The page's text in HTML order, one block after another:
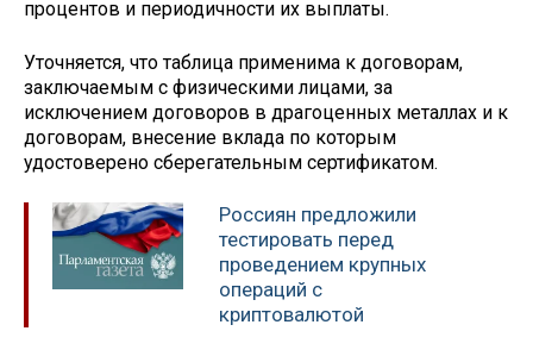
процентов и периодичности их выплаты.
Уточняется, что таблица применима к договорам,
заключаемым с физическими лицами, за
исключением договоров в драгоценных металлах и к
договорам, внесение вклада по которым
удостоверено сберегательным сертификатом.
Россиян предложили
тестировать перед
проведением крупных
операций с
криптовалютой